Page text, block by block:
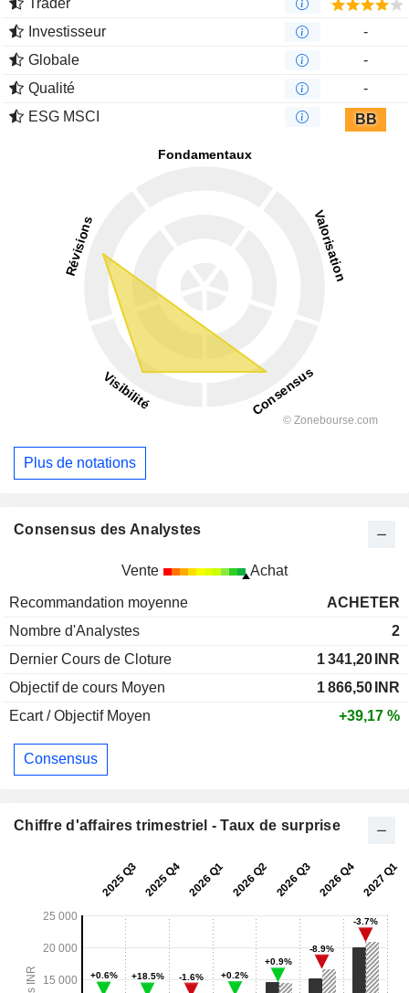
Trader
Investisseur
-
Globale
-
Qualité
-
ESG MSCI
BB
Plus de notations
Consensus des Analystes
Vente Achat
Recommandation moyenne
ACHETER
Nombre d'Analystes
2
Dernier Cours de Cloture
1 341,20 INR
Objectif de cours Moyen
1 866,50 INR
Ecart / Objectif Moyen
+39,17 %
Consensus
Chiffre d'affaires trimestriel - Taux de surprise